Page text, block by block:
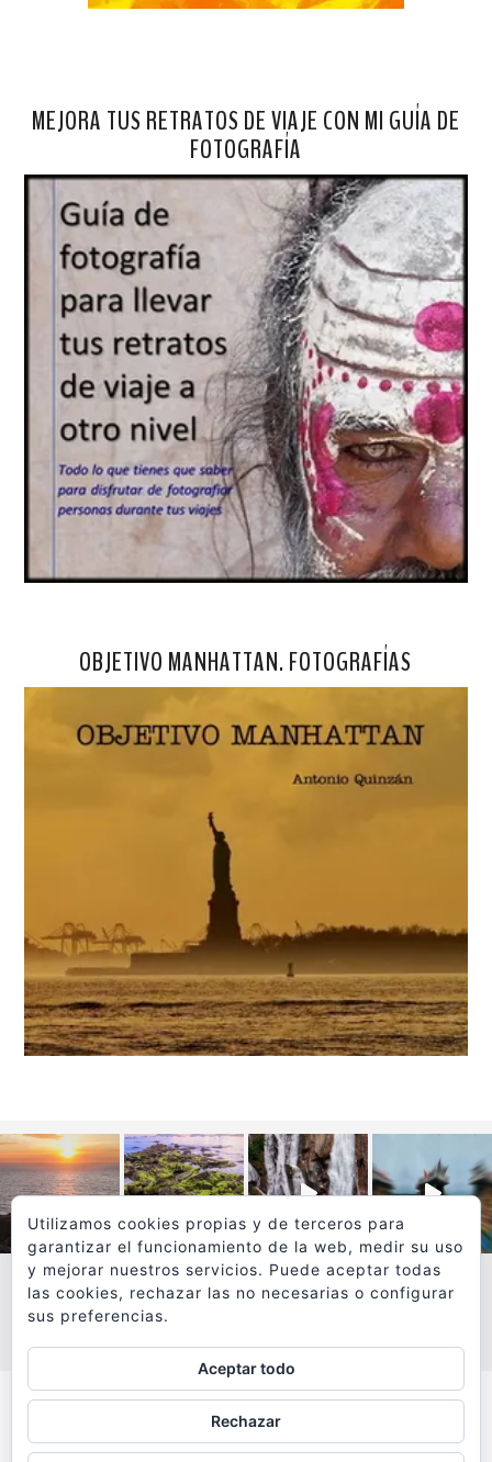
MEJORA TUS RETRATOS DE VIAJE CON MI GUÍA DE
FOTOGRAFÍA
OBJETIVO MANHATTAN. FOTOGRAFÍAS
VER MÁS
Todos los textos y fotografías de
www.viajesyfotografia.comson propiedad de su autor
Utilizamos cookies propias y de terceros para
garantizar el funcionamiento de la web, medir su uso
y mejorar nuestros servicios. Puede aceptar todas
las cookies, rechazar las no necesarias o configurar
sus preferencias.
Aceptar todo
Rechazar